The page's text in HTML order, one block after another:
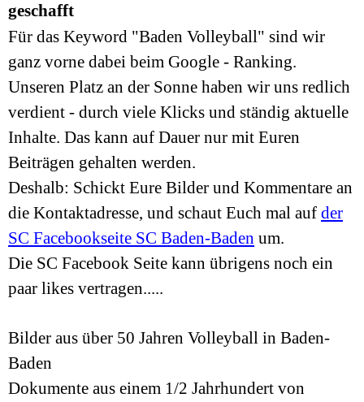
geschafft
Für das Keyword "Baden Volleyball" sind wir
ganz vorne dabei beim Google - Ranking.
Unseren Platz an der Sonne haben wir uns redlich
verdient - durch viele Klicks und ständig aktuelle
Inhalte. Das kann auf Dauer nur mit Euren
Beiträgen gehalten werden.
Deshalb: Schickt Eure Bilder und Kommentare an
die Kontaktadresse, und schaut Euch mal auf der
SC Facebookseite SC Baden-Baden um.
Die SC Facebook Seite kann übrigens noch ein
paar likes vertragen.....
Bilder aus über 50 Jahren Volleyball in Baden-
Baden
Dokumente aus einem 1/2 Jahrhundert von